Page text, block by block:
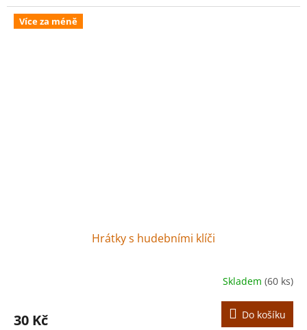
Více za méně
Hrátky s hudebními klíči
Skladem (60 ks)
30 Kč Do košíku